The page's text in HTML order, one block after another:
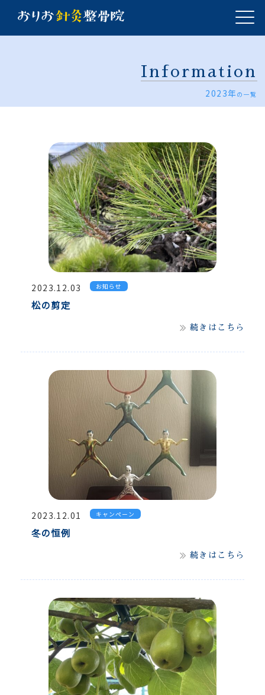
Information
2023年の一覧
2023.12.03 お知らせ
松の剪定
続きはこちら
2023.12.01 キャンペーン
冬の恒例
続きはこちら